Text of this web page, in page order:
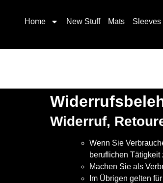
Home New Stuff Mats Sleeves
Widerruf,
Wenn Sie
beruflichen
Machen Sie als
Im Übrigen gelten